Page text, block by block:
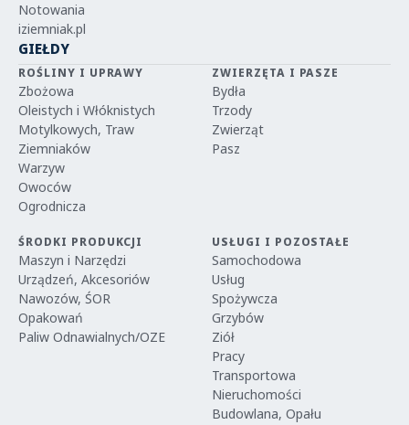
Notowania
iziemniak.pl
GIEŁDY
ROŚLINY I UPRAWY
Zbożowa
Oleistych i Włóknistych
Motylkowych, Traw
Ziemniaków
Warzyw
Owoców
Ogrodnicza
ZWIERZĘTA I PASZE
Bydła
Trzody
Zwierząt
Pasz
ŚRODKI PRODUKCJI
Maszyn i Narzędzi
Urządzeń, Akcesoriów
Nawozów, ŚOR
Opakowań
Paliw Odnawialnych/OZE
USŁUGI I POZOSTAŁE
Samochodowa
Usług
Spożywcza
Grzybów
Ziół
Pracy
Transportowa
Nieruchomości
Budowlana, Opału